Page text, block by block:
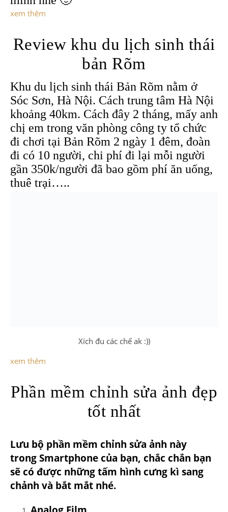
xem thêm
Review khu du lịch sinh thái
bản Rõm
Khu du lịch sinh thái Bản Rõm nằm ở
Sóc Sơn, Hà Nội. Cách trung tâm Hà Nội
khoảng 40km. Cách đây 2 tháng, mấy anh
chị em trong văn phòng công ty tổ chức
đi chơi tại Bản Rõm 2 ngày 1 đêm, đoàn
đi có 10 người, chi phí đi lại mỗi người
gần 350k/người đã bao gồm phí ăn uống,
thuê trại…..
Xích đu các chế ak :))
xem thêm
Phần mềm chỉnh sửa ảnh đẹp
tốt nhất
Lưu bộ phần mềm chỉnh sửa ảnh này
trong Smartphone của bạn, chắc chắn bạn
sẽ có được những tấm hình cưng kì sang
chảnh và bắt mắt nhé.